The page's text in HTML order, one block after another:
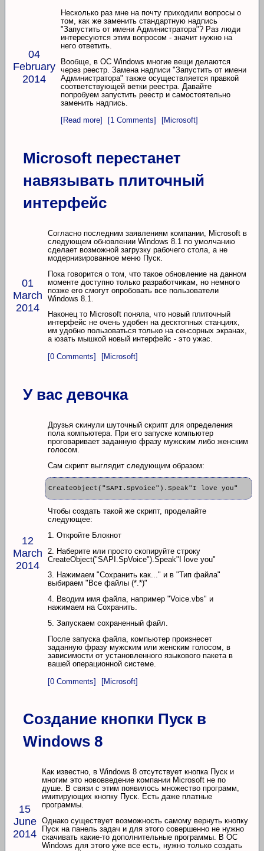
04
February
2014
Несколько раз мне на почту приходили вопросы о
том, как же заменить стандартную надпись
"Запустить от имени Администратора"? Раз люди
интересуются этим вопросом - значит нужно на
него ответить.
Вообще, в ОС Windows многие вещи делаются
через реестр. Замена надписи "Запустить от имени
Администратора" также осуществляется правкой
соответствующей ветки реестра. Давайте
попробуем запустить реестр и самостоятельно
заменить надпись.
[Read more]
[1 Comments] [Microsoft]
Microsoft перестанет
навязывать плиточный
интерфейс
01
March
2014
Согласно последним заявлениям компании, Microsoft в
следующем обновлении Windows 8.1 по умолчанию
сделает возможной загрузку рабочего стола, а не
модернизированное меню Пуск.
Пока говорится о том, что такое обновление на данном
моменте доступно только разработчикам, но немного
позже его смогут опробовать все пользователи
Windows 8.1.
Наконец то Microsoft поняла, что новый плиточный
интерфейс не очень удобен на десктопных станциях,
им удобно пользоваться только на сенсорных экранах,
а юзать мышкой новый интерфейс - это ужас.
[0 Comments]
[Microsoft]
У вас девочка
12
March
2014
Друзья скинули шуточный скрипт для определения
пола компьютера. При его запуске компьютер
проговаривает заданную фразу мужским либо женским
голосом.
Сам скрипт выглядит следующим образом:
CreateObject("SAPI.SpVoice").Speak"I love you"
Чтобы создать такой же скрипт, проделайте
следующее:
1. Откройте Блокнот
2. Наберите или просто скопируйте строку
CreateObject("SAPI.SpVoice").Speak"I love you"
3. Нажимаем "Сохранить как..." и в "Тип файла"
выбираем "Все файлы (*.*)"
4. Вводим имя файла, например "Voice.vbs" и
нажимаем на Сохранить.
5. Запускаем сохраненный файл.
После запуска файла, компьютер произнесет
заданную фразу мужским или женским голосом, в
зависимости от установленного языкового пакета в
вашей операционной системе.
[0 Comments]
[Microsoft]
Создание кнопки Пуск в
Windows 8
15
June
2014
Как известно, в Windows 8 отсутствует кнопка Пуск и
многим это нововведение компании Microsoft не по
душе. В связи с этим появилось множество программ,
имитирующих кнопку Пуск. Есть даже платные
программы.
Однако существует возможность самому вернуть кнопку
Пуск на панель задач и для этого совершенно не нужно
скачивать какие-то дополнительные программы. В ОС
Windows для этого уже все есть, нужно только создать